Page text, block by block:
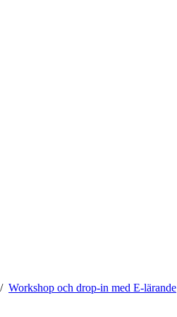
Workshop och drop-in med E-lärande